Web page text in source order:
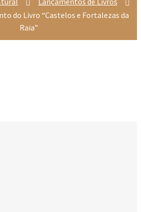
do Livro “Castelos e Fortalezas da
Raia”